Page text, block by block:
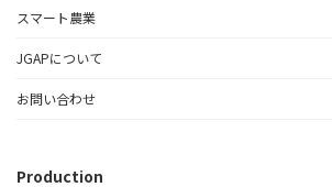
スマート農業
JGAPについて
お問い合わせ
Production